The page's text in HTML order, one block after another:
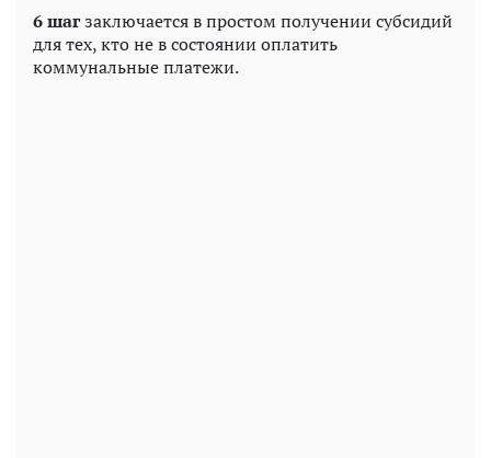
6 шагзаключается в простом получении субсидий
для тех, кто не в состоянии оплатить
коммунальные платежи.